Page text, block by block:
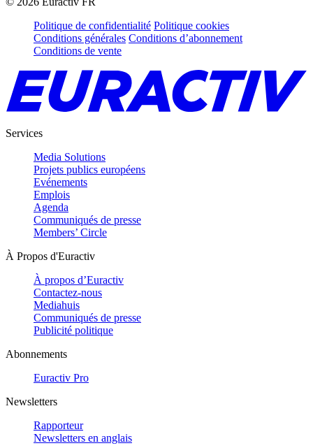
Politique de confidentialité Politique cookies
Conditions générales Conditions d’abonnement
Conditions de vente
Services
Media Solutions
Projets publics européens
Evénements
Emplois
Agenda
Communiqués de presse
Members’ Circle
À Propos d'Euractiv
À propos d’Euractiv
Contactez-nous
Mediahuis
Communiqués de presse
Publicité politique
Abonnements
Euractiv Pro
Newsletters
Rapporteur
Newsletters en anglais